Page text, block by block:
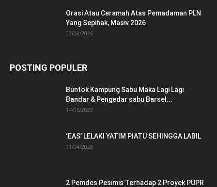
Orasi Atau Ceramah Atas Pemadaman PLN
Yang Sepihak, Masiv 2026
03/08/2026
POSTING POPULER
Buntok Kampung Sabu Maka Lagi Lagi
Bandar & Pengedar sabu Barsel...
14/06/2023
‘EAS’ LELAKI YATIM PIATU SEHINGGA LABIL
01/04/2023
2 Pemdes Pesimis Terhadap 2 Proyek PUPR